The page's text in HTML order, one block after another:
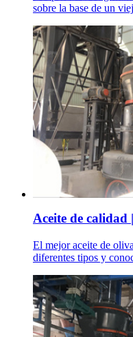
sobre la base de un
Aceite de calidad
El mejor aceite de
diferentes tipos y